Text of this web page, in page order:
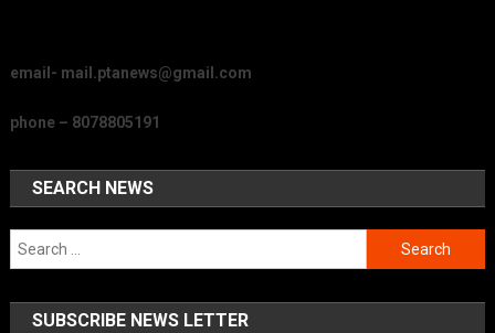
email- mail.ptanews@gmail.com
phone – 8078805191
SEARCH NEWS
Search
for:
SUBSCRIBE NEWS LETTER